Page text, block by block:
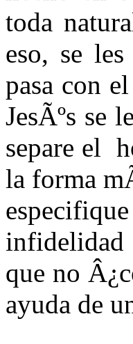
toda
eso, se
pasa con
JesÃºs se
separe el
la forma
infidelidad
que no
ayuda de